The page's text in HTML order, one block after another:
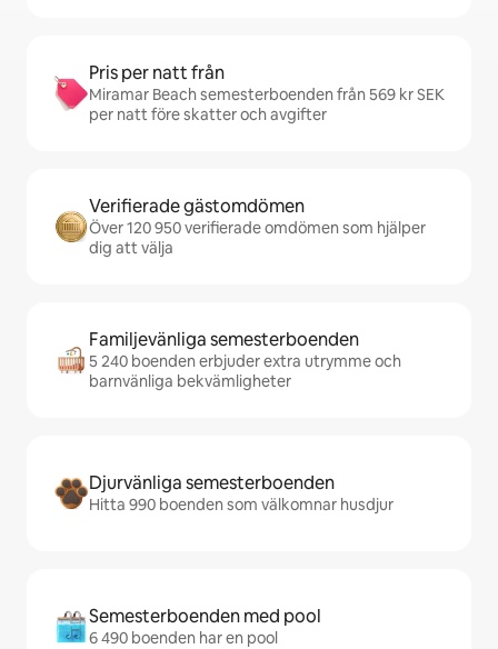
Pris per natt från
Miramar Beach semesterboenden från 569 kr SEK
per natt före skatter och avgifter
Verifierade gästomdömen
Över 120 950 verifierade omdömen som hjälper
dig att välja
Familjevänliga semesterboenden
5 240 boenden erbjuder extra utrymme och
barnvänliga bekvämligheter
Djurvänliga semesterboenden
Hitta 990 boenden som välkomnar husdjur
Semesterboenden med pool
6 490 boenden har en pool